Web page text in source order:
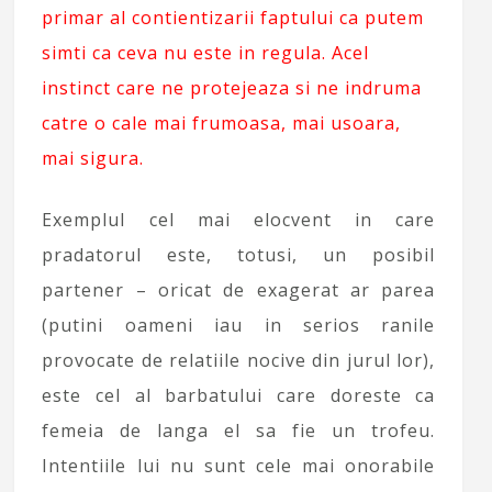
primar al contientizarii faptului ca putem
simti ca ceva nu este in regula. Acel
instinct care ne protejeaza si ne indruma
catre o cale mai frumoasa, mai usoara,
mai sigura.
Exemplul cel mai elocvent in care
pradatorul este, totusi, un posibil
partener – oricat de exagerat ar parea
(putini oameni iau in serios ranile
provocate de relatiile nocive din jurul lor),
este cel al barbatului care doreste ca
femeia de langa el sa fie un trofeu.
Intentiile lui nu sunt cele mai onorabile